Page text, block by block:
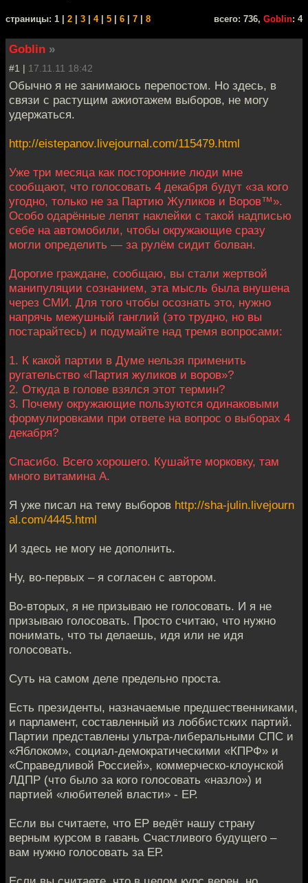
cтраницы: 1 | 2 3 4| 5 6 7 8 всего: 736, Goblin: 4
Goblin »
#1 | 17.11.11 18:42
Обычно я не занимаюсь перепостом. Но здесь, в
связи с растущим ажиотажем выборов, не могу
удержаться.
http://eistepanov.livejournal.com/115479.html
Уже три месяца как посторонние люди мне
сообщают, что голосовать 4 декабря будут «за кого
угодно, только не за Партию Жуликов и Воров™».
Особо одарённые лепят наклейки с такой надписью
себе на автомобили, чтобы окружающие сразу
могли определить — за рулём сидит болван.
Дорогие граждане, сообщаю, вы стали жертвой
манипуляции сознанием, эта мысль была внушена
через СМИ. Для того чтобы осознать это, нужно
напрячь межушный ганглий (это трудно, но вы
постарайтесь) и подумайте над тремя вопросами:
1. К какой партии в Думе нельзя применить
ругательство «Партия жуликов и воров»?
2. Откуда в голове взялся этот термин?
3. Почему окружающие пользуются одинаковыми
формулировками при ответе на вопрос о выборах 4
декабря?
Спасибо. Всего хорошего. Кушайте морковку, там
много витамина А.
Я уже писал на тему выборов http://sha-julin.livejourn
al.com/4445.html
И здесь не могу не дополнить.
Ну, во-первых – я согласен с автором.
Во-вторых, я не призываю не голосовать. И я не
призываю голосовать. Просто считаю, что нужно
понимать, что ты делаешь, идя или не идя
голосовать.
Суть на самом деле предельно проста.
Есть президенты, назначаемые предшественниками,
и парламент, составленный из лоббистских партий.
Партии представлены ультра-либеральными СПС и
«Яблоком», социал-демократическими «КПРФ» и
«Справедливой Россией», коммерческо-клоунской
ЛДПР (что было за кого голосовать «назло») и
партией «любителей власти» - ЕР.
Если вы считаете, что ЕР ведёт нашу страну
верным курсом в гавань Счастливого будущего –
вам нужно голосовать за ЕР.